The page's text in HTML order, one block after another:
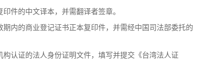
件的中文译本，并需翻译者签章。
内的商业登记证书正本复印件，并需经中国司法部委托的
认证的法人身份证明文件，填写并提交《台湾法人证